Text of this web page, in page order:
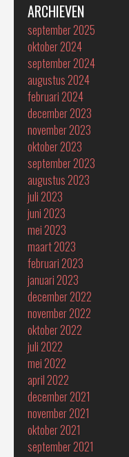
ARCHIEVEN
september 2025
oktober 2024
september 2024
augustus 2024
februari 2024
december 2023
november 2023
oktober 2023
september 2023
augustus 2023
juli 2023
juni 2023
mei 2023
maart 2023
februari 2023
januari 2023
december 2022
november 2022
oktober 2022
juli 2022
mei 2022
april 2022
december 2021
november 2021
oktober 2021
september 2021